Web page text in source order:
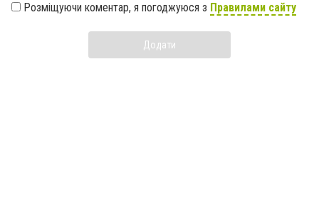
Розміщуючи коментар, я погоджуюся з Правилами сайту
Додати